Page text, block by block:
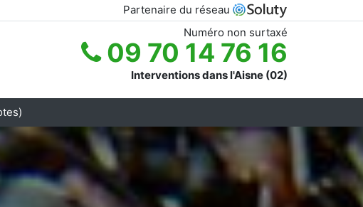
Partenaire du réseau
Numéro non surtaxé
09 70 14 76 16
Interventions dans l'Aisne (02)